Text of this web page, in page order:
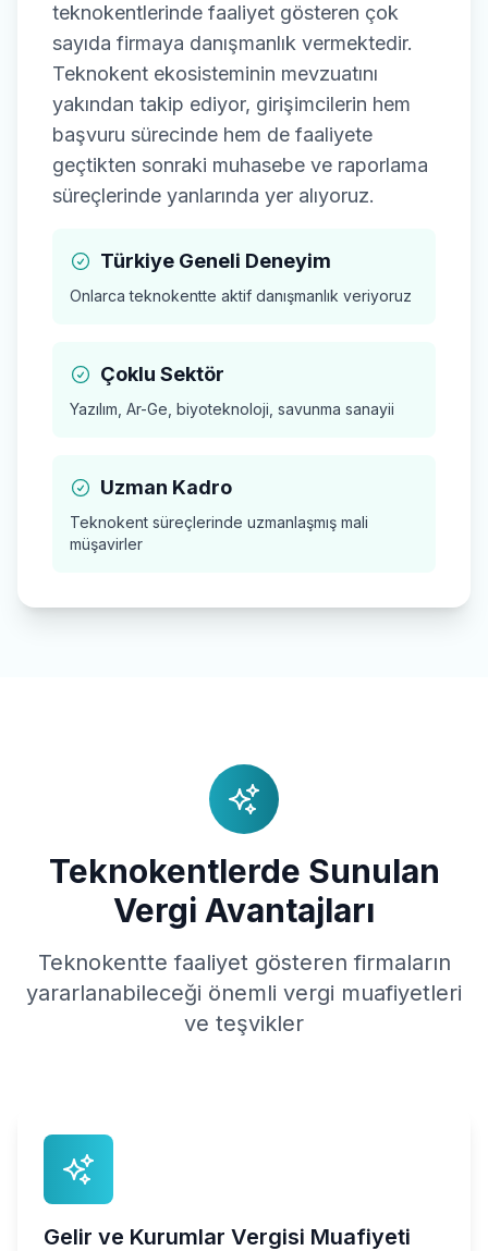
teknokentlerinde faaliyet gösteren çok
sayıda firmaya danışmanlık vermektedir.
Teknokent ekosisteminin mevzuatını
yakından takip ediyor, girişimcilerin hem
başvuru sürecinde hem de faaliyete
geçtikten sonraki muhasebe ve raporlama
süreçlerinde yanlarında yer alıyoruz.
Türkiye Geneli Deneyim
Onlarca teknokentte aktif danışmanlık veriyoruz
Çoklu Sektör
Yazılım, Ar-Ge, biyoteknoloji, savunma sanayii
Uzman Kadro
Teknokent süreçlerinde uzmanlaşmış mali
müşavirler
Teknokentlerde Sunulan
Vergi Avantajları
Teknokentte faaliyet gösteren firmaların
yararlanabileceği önemli vergi muafiyetleri
ve teşvikler
Gelir ve Kurumlar Vergisi Muafiyeti